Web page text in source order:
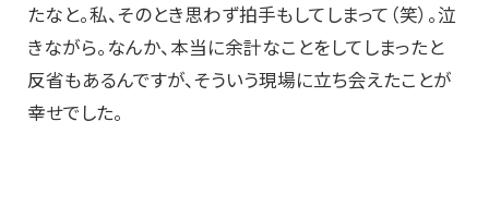
たなと。私、そのとき思わず拍手もしてしまって（笑）。泣
きながら。なんか、本当に余計なことをしてしまったと
反省もあるんですが、そういう現場に立ち会えたことが
幸せでした。